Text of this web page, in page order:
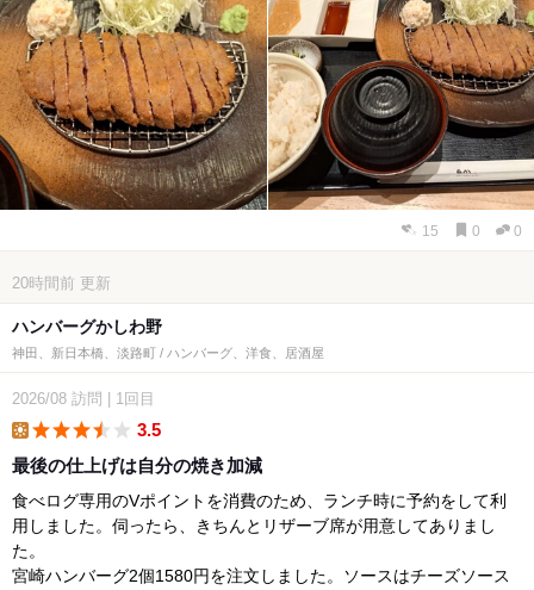
15 0 0
20時間前 更新
ハンバーグかしわ野
神田、新日本橋、淡路町 / ハンバーグ、洋食、居酒屋
2026/08 訪問 1回目
3.5
最後の仕上げは自分の焼き加減
食べログ専用のVポイントを消費のため、ランチ時に予約をして利
用しました。伺ったら、きちんとリザーブ席が用意してありまし
た。
宮崎ハンバーグ2個1580円を注文しました。ソースはチーズソース